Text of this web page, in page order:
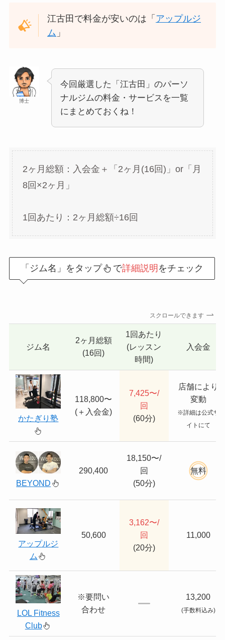
江古田で料金が安いのは「 アップルジ
ム 」
博士
今回厳選した「江古田」のパーソ
ナルジムの料金・サービスを一覧
にまとめておくね！
2ヶ月総額：入会金＋「2ヶ月(16回)」or「月
8回×2ヶ月」
1回あたり：2ヶ月総額÷16回
「ジム名」をタップ で詳細説明 をチェック
スクロールできます
ジム名
2ヶ月総額
(16回)
1回あたり
(レッスン
時間)
入会金
かたぎり塾
118,800〜
(＋入会金)
7,425〜/
回
(60分)
店舗により
変動
※詳細は公式サ
イトにて
BEYOND
290,400
18,150〜/
回
(50分)
無料
アップルジ
ム
50,600
3,162〜/
回
(20分)
11,000
LOL Fitness
Club
※要問い
合わせ
13,200
(手数料込み)